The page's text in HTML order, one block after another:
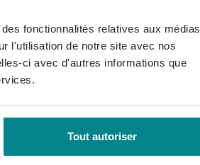
fonctionnalités relatives aux médias
l'utilisation de notre site avec nos
ci avec d'autres informations que
Tout autoriser